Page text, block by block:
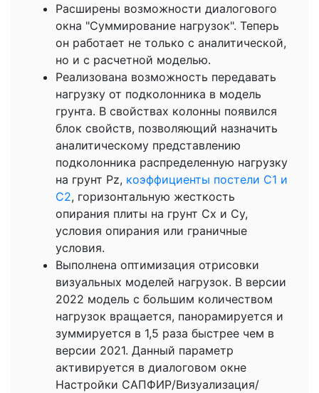
Расширены возможности диалогового
окна "Суммирование нагрузок". Теперь
он работает не только с аналитической,
но и с расчетной моделью.
Реализована возможность передавать
нагрузку от подколонника в модель
грунта. В свойствах колонны появился
блок свойств, позволяющий назначить
аналитическому представлению
подколонника распределенную нагрузку
на грунт Pz, коэффициенты постели С1 и
С2, горизонтальную жесткость
опирания плиты на грунт Сх и Сy,
условия опирания или граничные
условия.
Выполнена оптимизация отрисовки
визуальных моделей нагрузок. В версии
2022 модель с большим количеством
нагрузок вращается, панорамируется и
зуммируется в 1,5 раза быстрее чем в
версии 2021. Данный параметр
активируется в диалоговом окне
Настройки САПФИР/Визуализация/